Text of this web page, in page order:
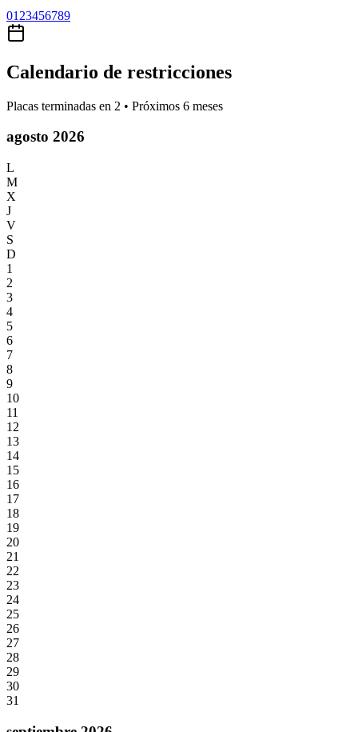
01 23456789
Calendario de restricciones
Placas terminadas en 2 • Próximos 6 meses
agosto 2026
L
M
X
J
V
S
D
1
2
3
4
5
6
7
8
9
10
11
12
13
14
15
16
17
18
19
20
21
22
23
24
25
26
27
28
29
30
31